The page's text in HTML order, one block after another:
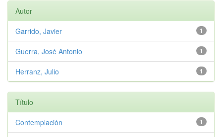
Autor
1
Garrido, Javier
1
Guerra, José Antonio
1
Herranz, Julio
Título
1
Contemplación